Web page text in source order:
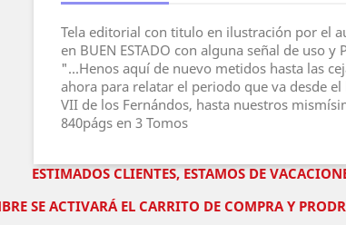
Tela editorial con titulo en ilustración por el
en BUEN ESTADO con alguna señal de uso y
"...Henos aquí de nuevo metidos hasta las
ahora para relatar el periodo que va desde
VII de los Fernándos, hasta nuestros
840págs en 3 Tomos
ESTIMADOS CLIENTES, ESTAMOS DE
SE ACTIVARÁ EL CARRITO DE COMPRA Y